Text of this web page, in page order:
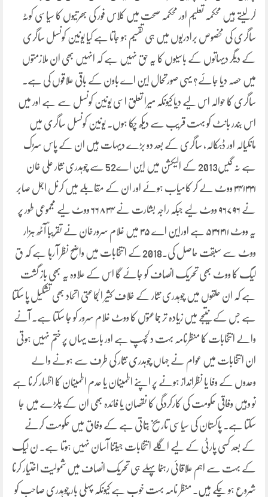
کرلیتے ہیں محکمہ تعلیم اور محکمہ صحت میں کلاس فور کی بھرتیوں کا سیاسی کوٹہ
ساگری کی مخصوص برادریوں میں ہی تقسیم ہو جاتا ہے کیا یونین کونسل ساگری
کے دیگر دیہاتوں کے باسیوں کا یہ حق نہیں ہے کہ انہیں بھی ان ملازمتوں
میں حصہ دیا جائے؟ یہی صورتحال این اے باون کے باقی علاقوں کی ہے۔
ساگری کا حوالہ اس لیے دیا کیونکہ میرا تعلق اسی یونین کونسل سے ہے اور میں
اس بندر بانٹ کو بہت قریب سے دیکھ چکا ہوں۔ یونین کونسل ساگری میں
مانکیالہ اور ڈہکالہ، ساگری کے بعد دو بڑے دیہات ہیں ان کے پاس سڑک
ہے نہ گیس2013 کے الیکشن میں این اے52 سے چوہدری نثار علی خان
۳۴۱۳۳۱ ووٹ لے کر کامیاب ہوئے اور ان کے مقابلے میں کرنل اجمل صابر
نے ۹۶۷۹۶ ووٹ لیے جبکہ راجہ بشارت نے ۶۶۸۳۴ ووٹ لیے مجموعی طور پر
یہ ووٹ ۵۳۶۳۱۱ ہے اوراین اے ۳۵ میں غلام سرورخان نے تقریباً آٹھ ہزار
ووٹ سے سبقت حاصل کی۔2018کے انتخابات میں واضح نظر آ رہا ہے کہ ق
لیگ کا ووٹ بھی تحریک انصاف کو جائے گا اس کے علاوہ یہ بھی باز گشت
ہے کہ ان حلقوں میں چوہدری نثار کے خلاف کثیر الجماعتی اتحاد بھی تشکیل پا سکتا
ہے جس کے نتیجے میں زیادہ تر جماعتوں کا ووٹ غلام سرور کو جا سکتا ہے۔ آنے
والے انتخابات کا منظرنامہ بہت دلچسپ ہے اور بات یہاں پر ختم نہیں ہوتی
ان انتخابات میں عوام نے جہاں چوہدری نثار کی طرف سے ہونے والے
وعدوں کے وفا یا نظرانداز ہونے پر اپنے اطمینان یا عدم اطمینان کا اظہار کرنا ہے
تو وہیں وفاقی حکومت کی کارکردگی کا نقصان یا فائدہ بھی ان کے پلڑے میں جا
سکتا ہے۔ پاکستان کی سیاسی تاریخ بتاتی ہے کے وفاق میں حکومت کرنے
کے بعد کسی پارٹی کے لیے اگلے انتخابات جیتنا آسان نہیں ہوتا ہے۔ ن لیگ
کے بہت سے اہم علاقائی رہنما پہلے ہی تحریک انصاف میں شمولیت اختیار کرنا
شروع ہو چکے ہیں۔ منظر نامہ بہت خوب ہے کیونکہ پہلی بار چوہدری صاحب کو